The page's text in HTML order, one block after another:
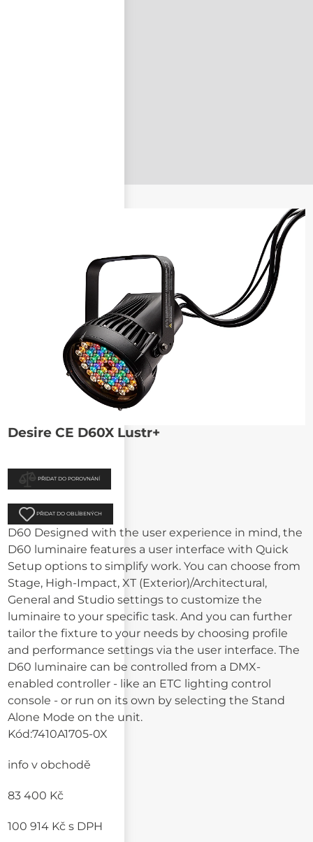
Desire CE D60X Lustr+
PŘIDAT DO POROVNÁNÍ
PŘIDAT DO OBLÍBENÝCH
D60 Designed with the user experience in mind, the
D60 luminaire features a user interface with Quick
Setup options to simplify work. You can choose from
Stage, High-Impact, XT (Exterior)/Architectural,
General and Studio settings to customize the
luminaire to your specific task. And you can further
tailor the fixture to your needs by choosing profile
and performance settings via the user interface. The
D60 luminaire can be controlled from a DMX-
enabled controller - like an ETC lighting control
console - or run on its own by selecting the Stand
Alone Mode on the unit.
Kód:7410A1705-0X
info v obchodě
83 400 Kč
100 914 Kčs DPH